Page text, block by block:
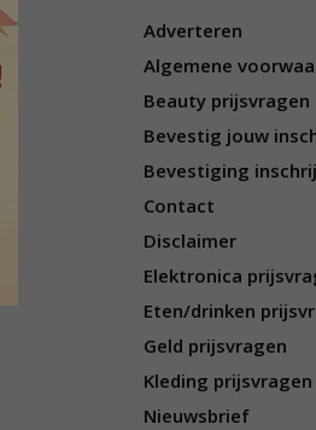
Adverteren
Algemene
Beauty prijsvragen
Bevestig jouw
Bevestiging
Contact
Disclaimer
Elektronica
Eten/drinken
Geld prijsvragen
Kleding prijsvragen
Nieuwsbrief